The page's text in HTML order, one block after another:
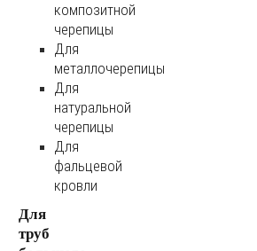
композитной
черепицы
Для
металлочерепицы
Для
натуральной
черепицы
Для
фальцевой
кровли
Для
труб